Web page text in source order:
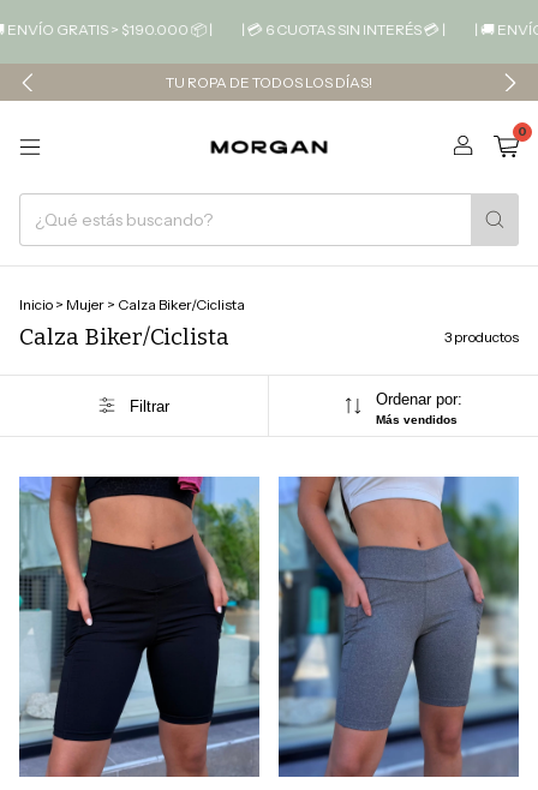
GRATIS > $190.000 📦 | | 💳 6 CUOTAS SIN INTERÉS 💳 | | 🚚
TU ROPA DE TODOS LOS DÍAS!
0
Inicio > Mujer > Calza Biker/Ciclista
Calza Biker/Ciclista 3 productos
Filtrar Ordenar por:
Más vendidos